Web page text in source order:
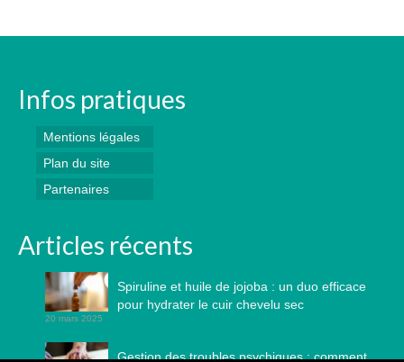
Infos pratiques
Mentions légales
Plan du site
Partenaires
Articles récents
Spiruline et huile de jojoba : un duo efficace
pour hydrater le cuir chevelu sec
20 mars 2025
Gestion des troubles psychiques : comment